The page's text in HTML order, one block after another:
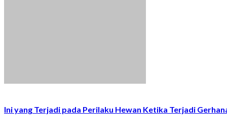
Ini yang Terjadi pada Perilaku Hewan Ketika Terjadi